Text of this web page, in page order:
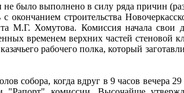
было выполнено в силу ряда причин
строительства
М.Г. Хомутова. Комиссия начала
временем верхних частей стеновой
рабочего полка, который
собора, когда вдруг в 9 часов вечера